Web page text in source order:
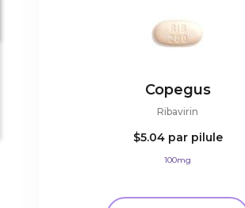
Copegus
Ribavirin
$5.04 par pilule
100mg